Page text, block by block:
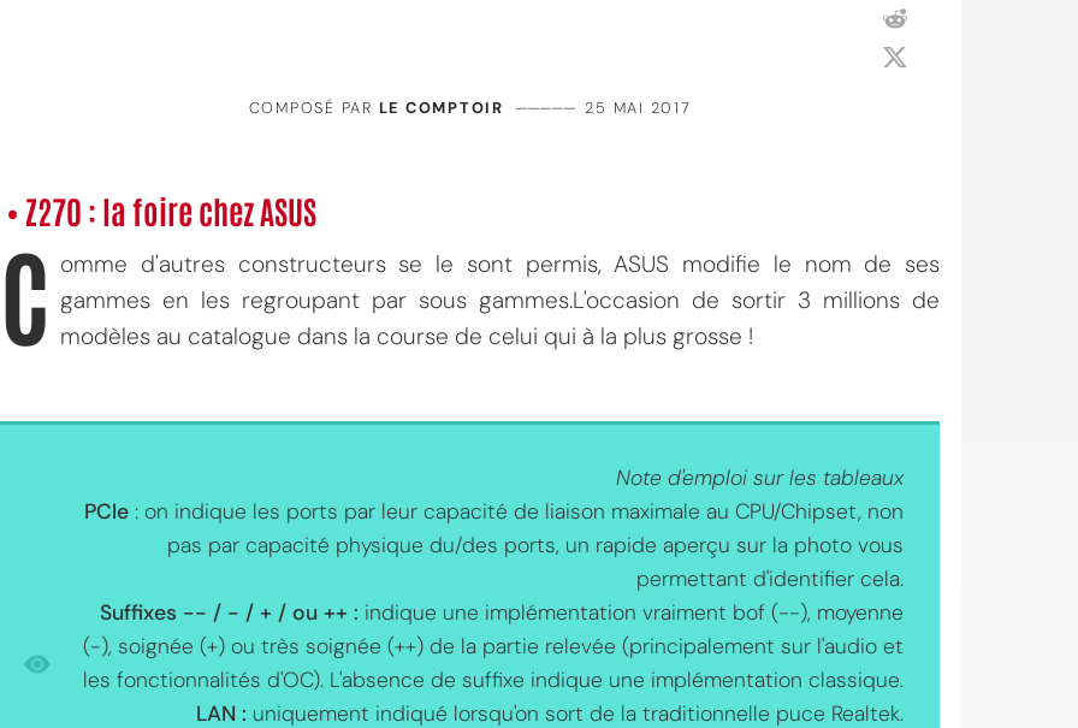
COMPOSÉ PAR LE COMPTOIR ————— 25 MAI 2017
• Z270 : la foire chez ASUS
C omme d'autres constructeurs se le sont permis, ASUS modifie le nom de ses
gammes en les regroupant par sous gammes.L'occasion de sortir 3 millions de
modèles au catalogue dans la course de celui qui à la plus grosse !
Note d'emploi sur les tableaux
PCIe : on indique les ports par leur capacité de liaison maximale au CPU/Chipset, non
pas par capacité physique du/des ports, un rapide aperçu sur la photo vous
permettant d'identifier cela.
Suffixes -- / - / + / ou ++ : indique une implémentation vraiment bof (--), moyenne
(-), soignée (+) ou très soignée (++) de la partie relevée (principalement sur l'audio et
les fonctionnalités d'OC). L'absence de suffixe indique une implémentation classique.
LAN : uniquement indiqué lorsqu'on sort de la traditionnelle puce Realtek.